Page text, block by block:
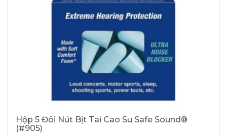
Hộp 5 Đôi Nút Bịt Tai Cao Su Safe Sound®
(#905)